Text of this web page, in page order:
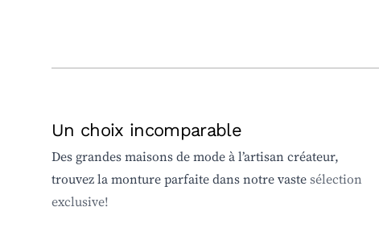
Un choix incomparable
Des grandes maisons de mode à l’artisan créateur,
trouvez la monture parfaite dans notre vastesélection
exclusive!